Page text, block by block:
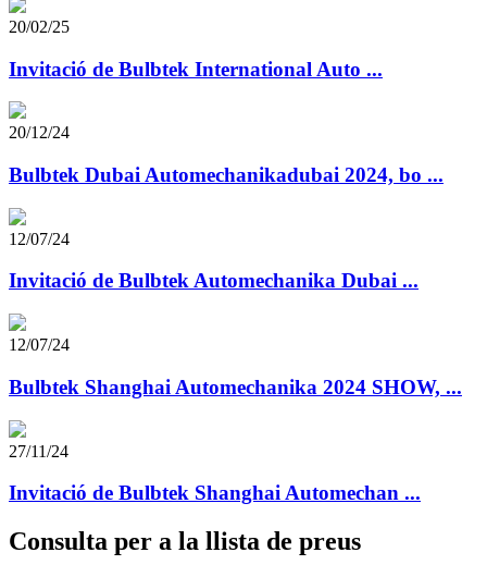
20/02/25
Invitació de Bulbtek International Auto ...
20/12/24
Bulbtek Dubai Automechanikadubai 2024, bo ...
12/07/24
Invitació de Bulbtek Automechanika Dubai ...
12/07/24
Bulbtek Shanghai Automechanika 2024 SHOW, ...
27/11/24
Invitació de Bulbtek Shanghai Automechan ...
Consulta per a la llista de preus